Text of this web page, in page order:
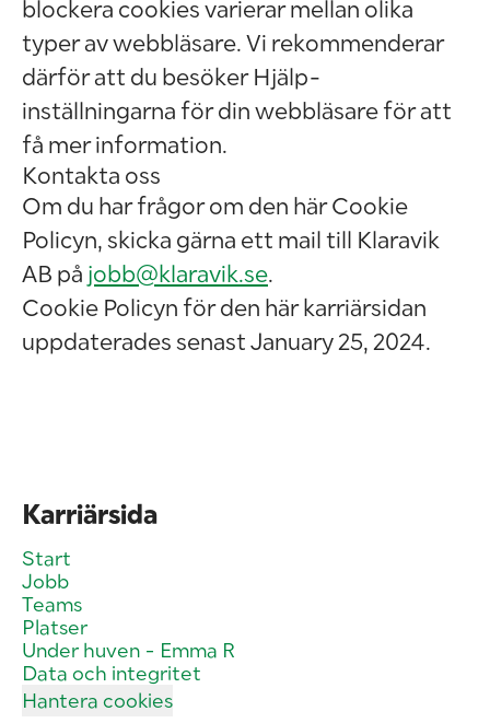
blockera cookies varierar mellan olika
typer av webbläsare. Vi rekommenderar
därför att du besöker Hjälp-
inställningarna för din webbläsare för att
få mer information.
Kontakta oss
Om du har frågor om den här Cookie
Policyn, skicka gärna ett mail till Klaravik
AB på jobb@klaravik.se.
Cookie Policyn för den här karriärsidan
uppdaterades senast January 25, 2024.
Karriärsida
Start
Jobb
Teams
Platser
Under huven - Emma R
Data och integritet
Hantera cookies